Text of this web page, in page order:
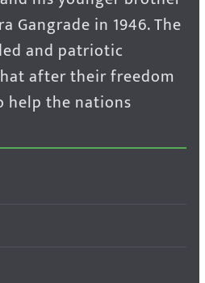
Gangrade in 1946. The
and patriotic
after their freedom
help the nations